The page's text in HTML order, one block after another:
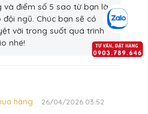
và điểm số 5 sao từ bạn là
ngũ. Chúc bạn sẽ có
vời trong suốt quá trình
nhé!
hàng 26/04/2026 03:52